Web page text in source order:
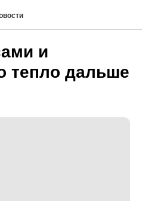
и
тепло дальше